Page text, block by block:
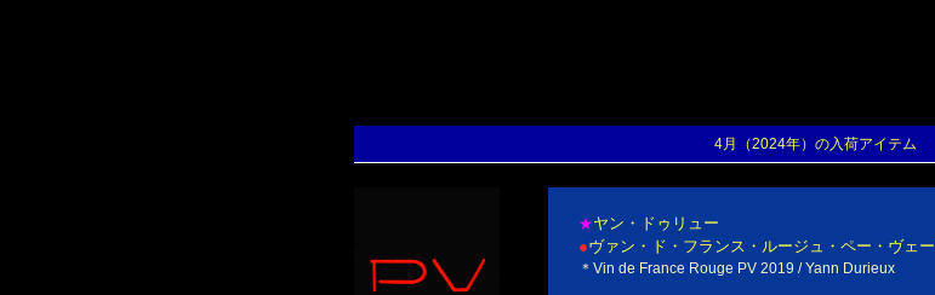
4月（2024年）の入荷アイテム
★ヤン・ドゥリュー
●ヴァン・ド・フランス・ルージュ・ペー・ヴェー
＊Vin de France Rouge PV 2019 / Yann Durieux